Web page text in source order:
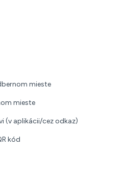
mieste
mieste
(v aplikácii/cez odkaz)
kód